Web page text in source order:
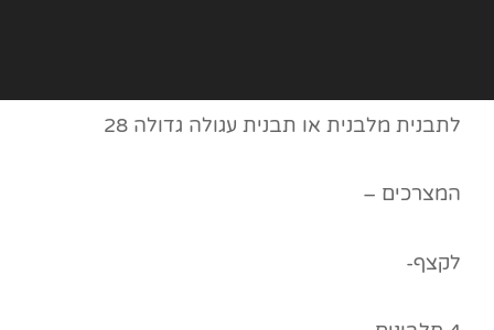
לתבנית מלבנית או תבנית עגולה גדולה 28
המצרכים –
לקצף-